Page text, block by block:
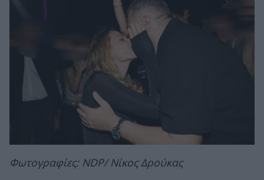
Φωτογραφίες: NDP/ Νίκος Δρούκας